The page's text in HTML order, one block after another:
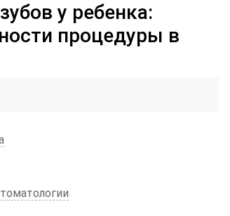
у ребенка:
процедуры в